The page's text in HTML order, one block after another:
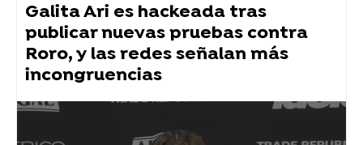
Galita Ari es hackeada tras
publicar nuevas pruebas contra
Roro, y las redes señalan más
incongruencias